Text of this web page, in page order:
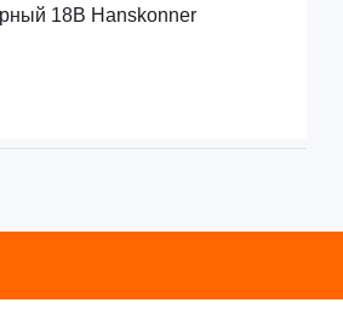
18В Hanskonner